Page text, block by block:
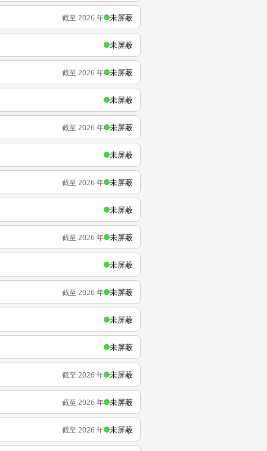
截至 2026 年 未屏蔽
未屏蔽
截至 2026 年 未屏蔽
未屏蔽
截至 2026 年 未屏蔽
未屏蔽
截至 2026 年 未屏蔽
未屏蔽
截至 2026 年 未屏蔽
未屏蔽
截至 2026 年 未屏蔽
未屏蔽
未屏蔽
截至 2026 年 未屏蔽
截至 2026 年 未屏蔽
截至 2026 年 未屏蔽